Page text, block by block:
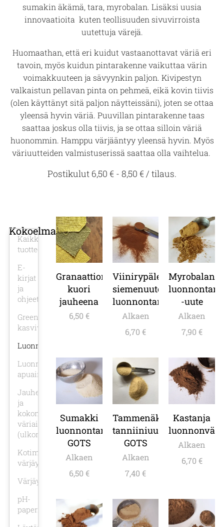
sumakin äkämä, tara, myrobalan. Lisäksi uusia
innovaatioita kuten teollisuuden sivuvirroista
uutettuja värejä.
Huomaathan, että eri kuidut vastaanottavat väriä eri
tavoin, myös kuidun pintarakenne vaikuttaa värin
voimakkuuteen ja sävyynkin paljon. Kivipestyn
valkaistun pellavan pinta on pehmeä, eikä kovin tiivis
(olen käyttänyt sitä paljon näytteissäni), joten se ottaa
yleensä hyvin väriä. Puuvillan pintarakenne taas
saattaa joskus olla tiivis, ja se ottaa silloin väriä
huonommin. Hamppu värjääntyy yleensä hyvin. Myös
väriuutteiden valmistuserissä saattaa olla vaihtelua.
Postikulut 6,50 € - 8,50 € / tilaus.
Kokoelmat
Kaikki
tuotteet
E-
kirjat
ja
ohjeet
Green'ing
kasviväriuutteet
Luonnontanniinit
Luonnonvärjäyksen
apuaineet
Jauhetut
ja
kokonaiset
väriaineet
(ulkomaiset)
Kotimaiset
värjäysaineet
Värjäyssienet
pH-
paperit
Granaattiomenan
kuori
jauheena
6,50 €
Viinirypäleen
siemenuute,
luonnontanniini
Alkaen
6,70 €
Myrobalan
-uute
Alkaen
7,90 €
Sumakki
luonnontanniini
GOTS
Alkaen
6,50 €
Tammenäkämä
tanniiniuute
GOTS
Alkaen
7,40 €
Kastanja
Alkaen
6,70 €